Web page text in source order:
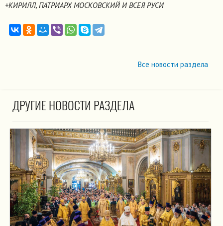
+КИРИЛЛ, ПАТРИАРХ МОСКОВСКИЙ И ВСЕЯ РУСИ
Все новости раздела
ДРУГИЕ НОВОСТИ РАЗДЕЛА